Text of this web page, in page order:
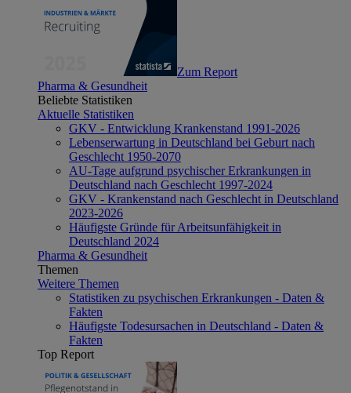
Zum Report
Pharma & Gesundheit
Beliebte Statistiken
Aktuelle Statistiken
GKV - Entwicklung Krankenstand 1991-2026
Lebenserwartung in Deutschland bei Geburt nach
Geschlecht 1950-2070
AU-Tage aufgrund psychischer Erkrankungen in
Deutschland nach Geschlecht 1997-2024
GKV - Krankenstand nach Geschlecht in Deutschland
2023-2026
Häufigste Gründe für Arbeitsunfähigkeit in
Deutschland 2024
Pharma & Gesundheit
Themen
Weitere Themen
Statistiken zu psychischen Erkrankungen - Daten &
Fakten
Häufigste Todesursachen in Deutschland - Daten &
Fakten
Top Report